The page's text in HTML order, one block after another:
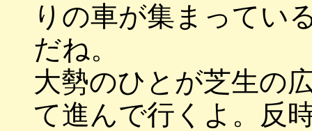
りの車が集まってい
だね。
大勢のひとが芝生の
て進んで行くよ。反